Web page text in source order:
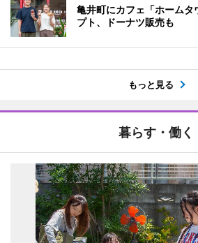
亀井町にカフェ「ホーム
プト、ドーナツ販売も
もっと見る
暮らす・働く